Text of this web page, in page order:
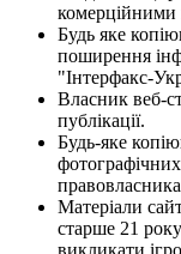
комерційними
Будь яке
поширення
"Інтерфакс-
Власник веб-
публікації.
Будь-яке
фотографічних
Матеріали
старше 21
викликати